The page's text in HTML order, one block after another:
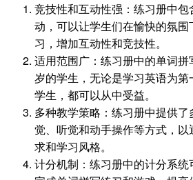
竞技性和互动性强：练习册中
动，可以让学生们在愉快的氛
习，增加互动性和竞技性。
适用范围广：练习册中的单词
岁的学生，无论是学习英语为
学生，都可以从中受益。
多种教学策略：练习册中提供
觉、听觉和动手操作等方式，
求和学习风格。
计分机制：练习册中的计分系